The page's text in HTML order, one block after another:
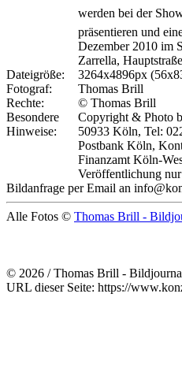
werden bei der
präsentieren und
Dezember 2010 im
Zarrella,
Dateigröße:
3264x4896px
Fotograf:
Thomas Brill
Rechte:
© Thomas Brill
Besondere
Hinweise:
Copyright & Photo
50933 Köln, Tel:
Postbank Köln,
Finanzamt Köln-
Veröffentlichung
Bildanfrage per Email an
Alle Fotos © Thomas Brill -
© 2026 / Thomas Brill -
URL dieser Seite: https://